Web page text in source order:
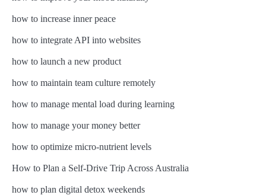
how to increase inner peace
how to integrate API into websites
how to launch a new product
how to maintain team culture remotely
how to manage mental load during learning
how to manage your money better
how to optimize micro-nutrient levels
How to Plan a Self-Drive Trip Across Australia
how to plan digital detox weekends